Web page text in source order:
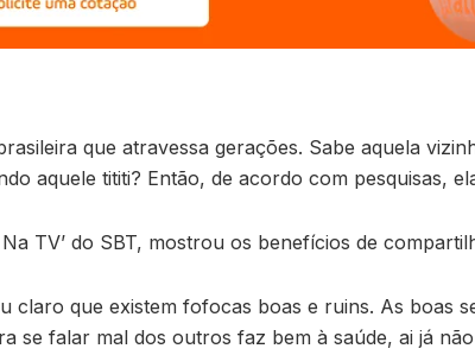
que atravessa gerações. Sabe aquela
aquele tititi? Então, de acordo com pesquisas,
TV’ do SBT, mostrou os benefícios de
claro que existem fofocas boas e ruins. As boas
se falar mal dos outros faz bem à saúde, ai já